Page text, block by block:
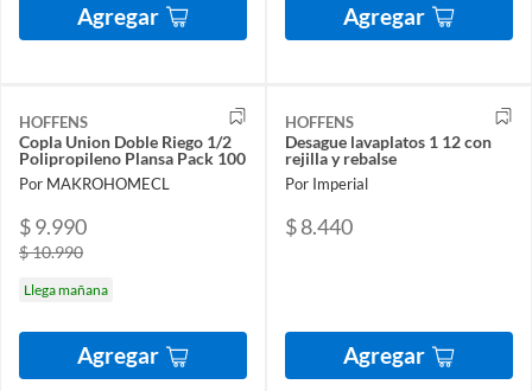
Agregar Agregar
HOFFENS
Copla Union Doble Riego 1/2
Polipropileno Plansa Pack 100
Por MAKROHOMECL
$ 9.990
$ 10.990
Llega mañana
Agregar
HOFFENS
Desague lavaplatos 1 12 con
rejilla y rebalse
Por Imperial
$ 8.440
Agregar